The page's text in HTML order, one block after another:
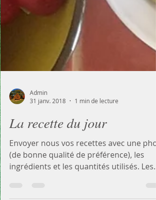
1 min de lecture
La recette du jour
Envoyer nous vos recettes avec une
(de bonne qualité de préférence), les